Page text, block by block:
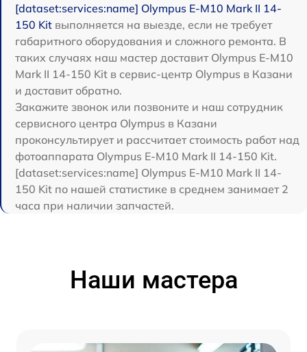
[dataset:services:name] Olympus E‑M10 Mark II 14-
150 Kit выполняется на выезде, если не требует
габаритного оборудования и сложного ремонта. В
таких случаях наш мастер доставит Olympus E‑M10
Mark II 14-150 Kit в сервис-центр Olympus в Казани
и доставит обратно.
Закажите звонок или позвоните и наш сотрудник
сервисного центра Olympus в Казани
проконсультирует и рассчитает стоимость работ над
фотоаппарата Olympus E‑M10 Mark II 14-150 Kit.
[dataset:services:name] Olympus E‑M10 Mark II 14-
150 Kit по нашей статистике в среднем занимает 2
часа при наличии запчастей.
Наши мастера